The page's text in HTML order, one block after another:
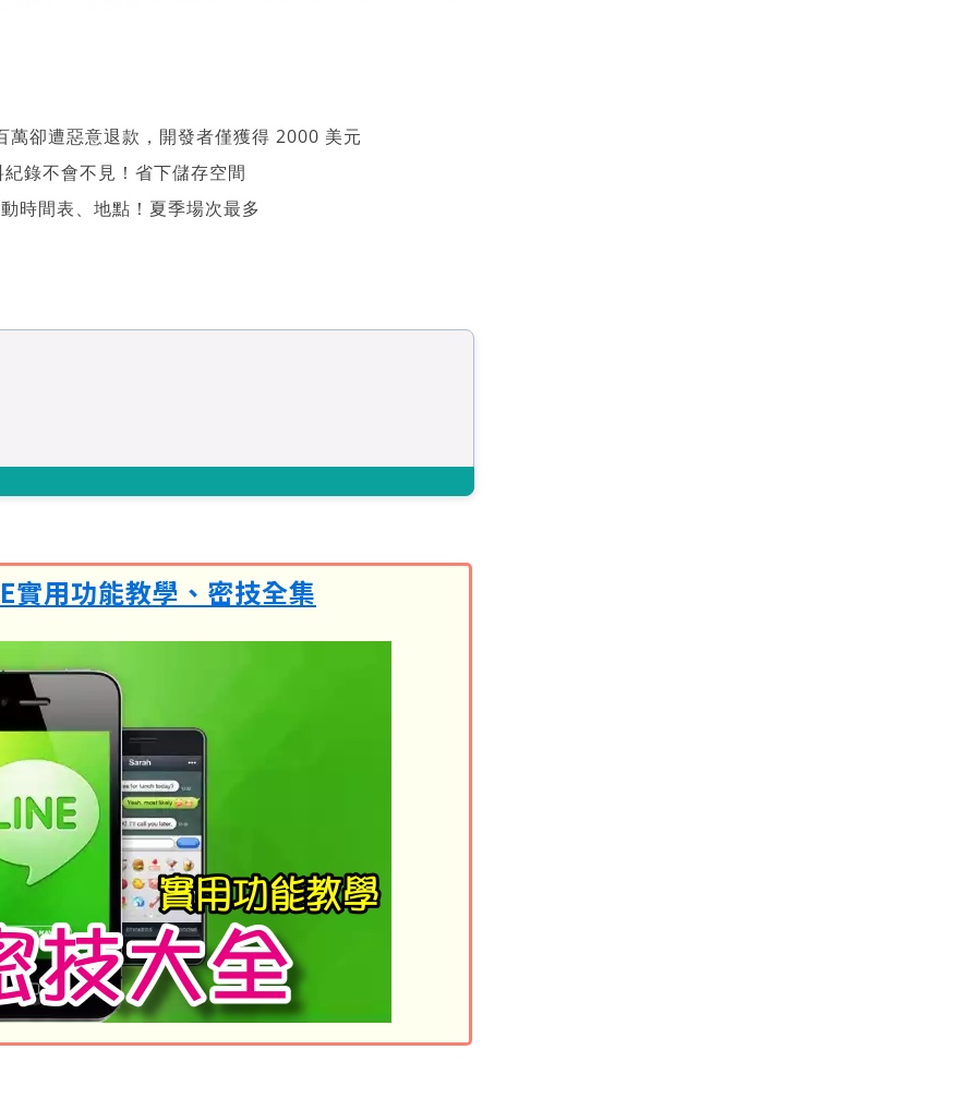
卻遭惡意退款，開發者僅獲得 2000 美元
錄不會不見！省下儲存空間
時間表、地點！夏季場次最多
實用功能教學、密技全集